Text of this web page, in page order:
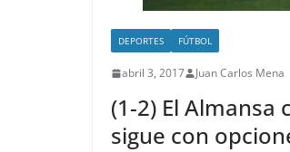
DEPORTES FÚTBOL
abril 3, 2017 Juan Carlos Mena
(1-2) El
sigue con